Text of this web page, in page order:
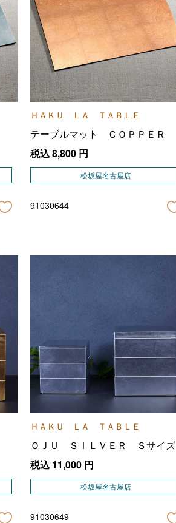
ＨＡＫＵ ＬＡ ＴＡＢＬＥ
テーブルマット ＣＯＰＰＥＲ
税込8,800 円
松坂屋名古屋店
91030644
ＨＡＫＵ ＬＡ ＴＡＢＬＥ
ＯＪＵ ＳＩＬＶＥＲ Ｓサイズ
税込 11,000 円
松坂屋名古屋店
91030649